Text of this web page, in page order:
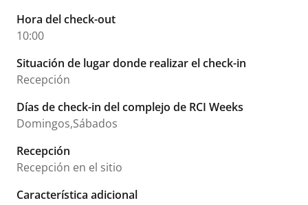
Hora del check-out
10:00
Situación de lugar donde realizar el check-in
Recepción
Días de check-in del complejo de RCI Weeks
Domingos,Sábados
Recepción
Recepción en el sitio
Característica adicional